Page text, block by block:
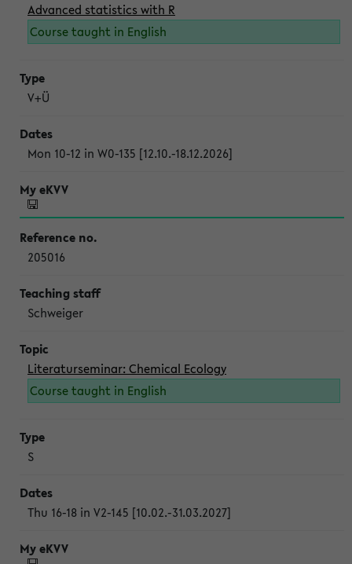
Advanced statistics with R
Course taught in English
V+Ü
Mon 10-12 in W0-135 [12.10.-18.12.2026]
205016
Schweiger
Literaturseminar: Chemical Ecology
Course taught in English
S
Thu 16-18 in V2-145 [10.02.-31.03.2027]